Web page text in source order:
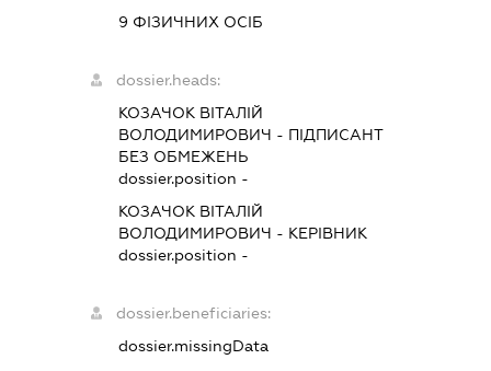
9 ФІЗИЧНИХ ОСІБ
dossier.heads:
КОЗАЧОК ВІТАЛІЙ
ВОЛОДИМИРОВИЧ - ПІДПИСАНТ
БЕЗ ОБМЕЖЕНЬ
dossier.position -
КОЗАЧОК ВІТАЛІЙ
ВОЛОДИМИРОВИЧ - КЕРІВНИК
dossier.position -
dossier.beneficiaries:
dossier.missingData